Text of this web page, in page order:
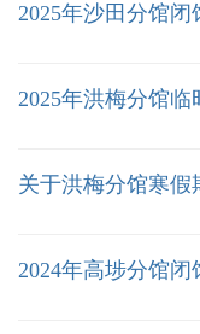
2025年沙田分馆闭
2025年洪梅分馆临
关于洪梅分馆寒假
2024年高埗分馆闭